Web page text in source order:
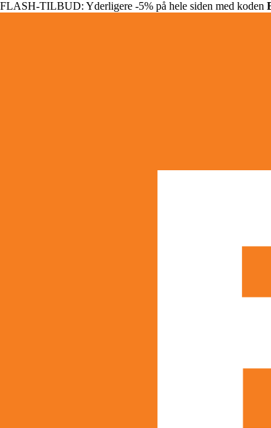
FLASH-TILBUD: Yderligere -5% på hele siden med koden